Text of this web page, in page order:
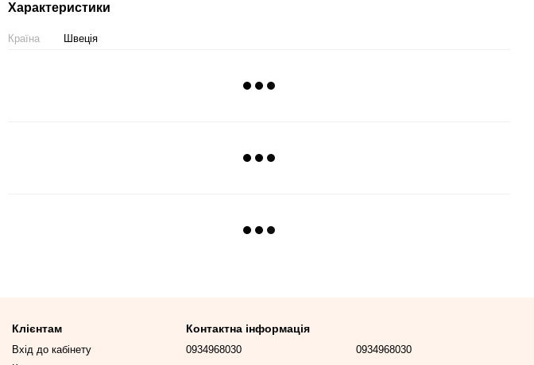
Характеристики
Країна Швеція
Клієнтам
Вхід до кабінету
Контактна інформація
0934968030 0934968030